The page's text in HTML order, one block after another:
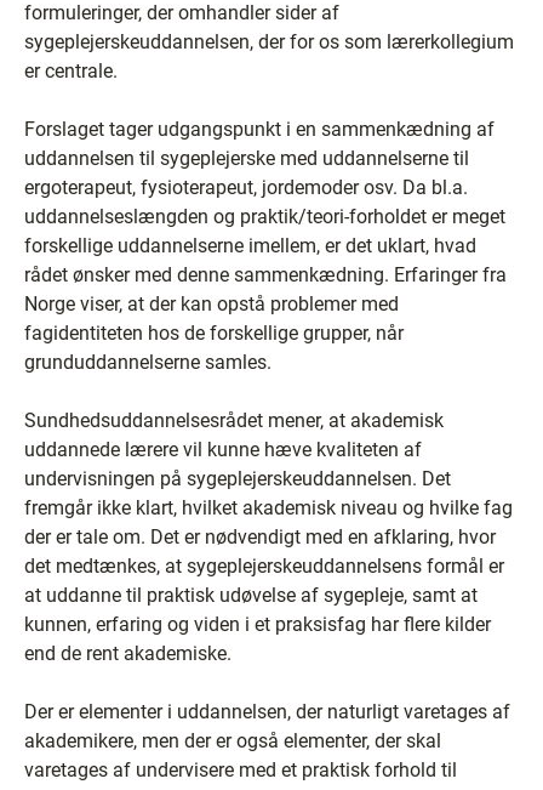
formuleringer, der omhandler sider af
sygeplejerskeuddannelsen, der for os som lærerkollegium
er centrale.
Forslaget tager udgangspunkt i en sammenkædning af
uddannelsen til sygeplejerske med uddannelserne til
ergoterapeut, fysioterapeut, jordemoder osv. Da bl.a.
uddannelseslængden og praktik/teori-forholdet er meget
forskellige uddannelserne imellem, er det uklart, hvad
rådet ønsker med denne sammenkædning. Erfaringer fra
Norge viser, at der kan opstå problemer med
fagidentiteten hos de forskellige grupper, når
grunduddannelserne samles.
Sundhedsuddannelsesrådet mener, at akademisk
uddannede lærere vil kunne hæve kvaliteten af
undervisningen på sygeplejerskeuddannelsen. Det
fremgår ikke klart, hvilket akademisk niveau og hvilke fag
der er tale om. Det er nødvendigt med en afklaring, hvor
det medtænkes, at sygeplejerskeuddannelsens formål er
at uddanne til praktisk udøvelse af sygepleje, samt at
kunnen, erfaring og viden i et praksisfag har flere kilder
end de rent akademiske.
Der er elementer i uddannelsen, der naturligt varetages af
akademikere, men der er også elementer, der skal
varetages af undervisere med et praktisk forhold til